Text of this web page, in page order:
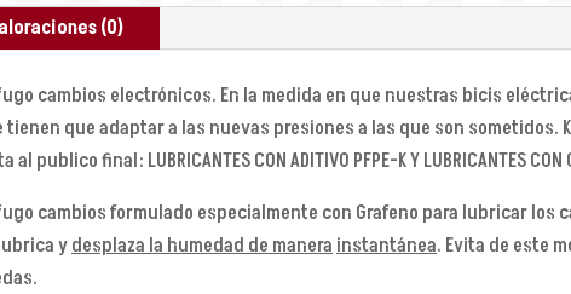
(0)
cambios electrónicos. En la medida en que nuestras bicis
que adaptar a las nuevas presiones a las que son sometidos.
publico final: LUBRICANTES CON ADITIVO PFPE-K Y LUBRICANTES
cambios formulado especialmente con Grafeno para lubricar los
ydesplaza la humedad de manerainstantánea. Evita de este